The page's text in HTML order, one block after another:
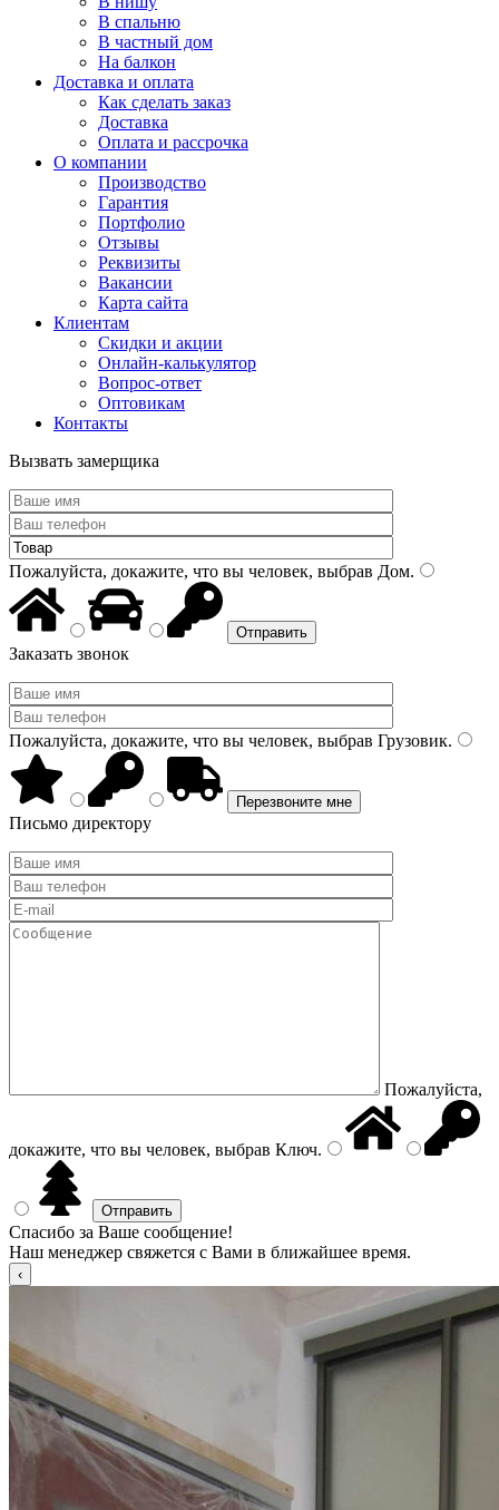
В спальню
В частный дом
На балкон
Доставка и оплата
Как сделать заказ
Доставка
Оплата и рассрочка
О компании
Производство
Гарантия
Портфолио
Отзывы
Реквизиты
Вакансии
Карта сайта
Клиентам
Скидки и акции
Онлайн-калькулятор
Вопрос-ответ
Оптовикам
Контакты
Вызвать замерщика
Пожалуйста, докажите, что вы человек, выбрав Дом.
Заказать звонок
Пожалуйста, докажите, что вы человек, выбрав Грузовик.
Письмо директору
Пожалуйста,
докажите, что вы человек, выбрав Ключ.
Спасибо за Ваше сообщение!
Наш менеджер свяжется с Вами в ближайшее время.